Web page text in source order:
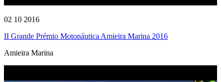
02 10 2016
II Grande Prémio Motonáutica Amieira Marina 2016
Amieira Marina